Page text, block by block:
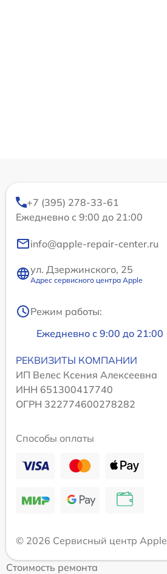
+7 (395) 278-33-61
Ежедневно с 9:00 до 21:00
info@apple-repair-center.ru
ул. Дзержинского, 25
Адрес сервисного центра Apple
Режим работы:
Ежедневно с 9:00 до 21:00
РЕКВИЗИТЫ КОМПАНИИ
ИП Велес Ксения Алексеевна
ИНН 651300417740
ОГРН 322774600278282
Способы оплаты
© 2026 Сервисный центр Apple
Стоимость ремонта